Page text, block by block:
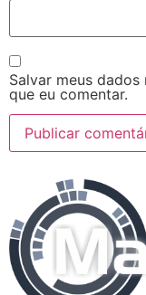
Salvar meus
que eu comentar.